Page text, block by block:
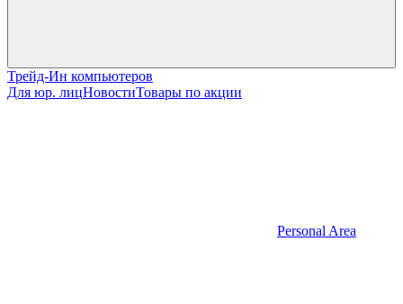
Трейд-Ин компьютеров
Для юр. лицНовостиТовары по акции
Personal Area